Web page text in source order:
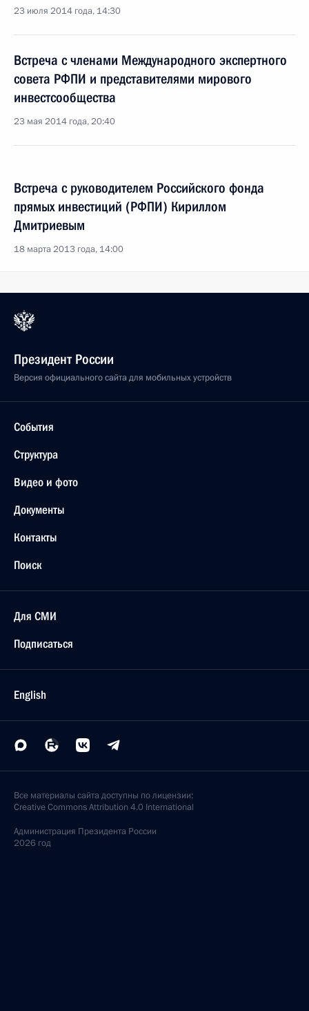
23 июля 2014 года, 14:30
Встреча с членами Международного экспертного
совета РФПИ и представителями мирового
инвестсообщества
23 мая 2014 года, 20:40
Встреча с руководителем Российского фонда
прямых инвестиций (РФПИ) Кириллом
Дмитриевым
18 марта 2013 года, 14:00
Президент России
Версия официального сайта для мобильных устройств
События
Структура
Видео и фото
Документы
Контакты
Поиск
Для СМИ
Подписаться
English
Все материалы сайта доступны по лицензии:
Creative Commons Attribution 4.0 International
Администрация Президента России
2026 год